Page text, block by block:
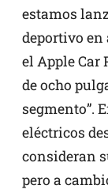
estamos
deportivo
el Apple
de ocho
segmento”.
eléctricos
consideran
pero a